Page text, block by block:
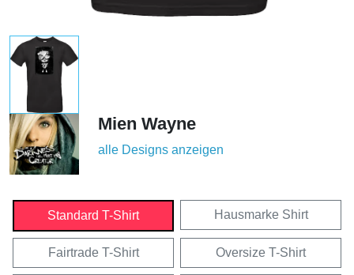
Mien Wayne
alle Designs anzeigen
Standard T-Shirt Hausmarke Shirt
Fairtrade T-Shirt Oversize T-Shirt